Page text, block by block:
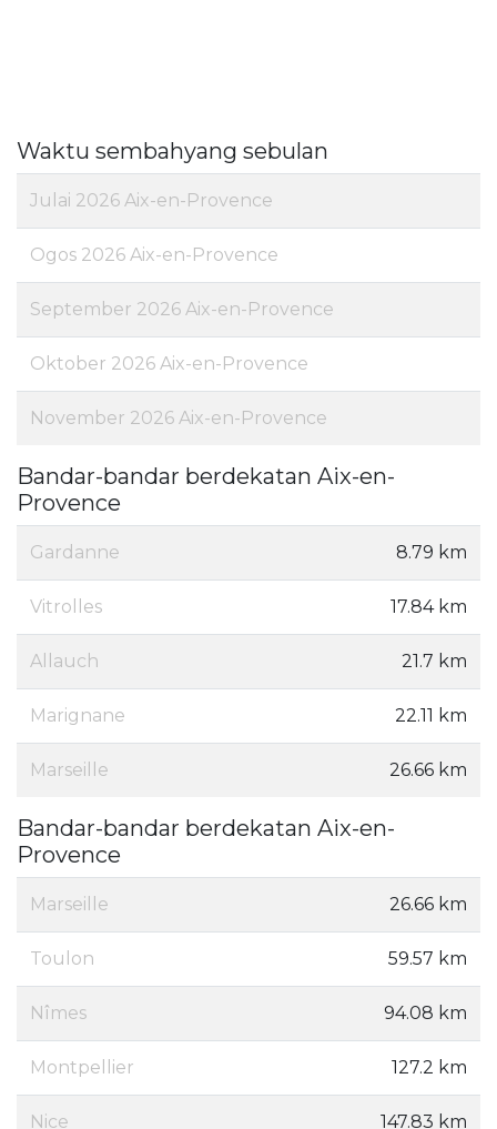
Waktu sembahyang sebulan
Julai 2026 Aix-en-Provence
Ogos 2026 Aix-en-Provence
September 2026 Aix-en-Provence
Oktober 2026 Aix-en-Provence
November 2026 Aix-en-Provence
Bandar-bandar berdekatan Aix-en-
Provence
Gardanne 8.79 km
Vitrolles 17.84 km
Allauch 21.7 km
Marignane 22.11 km
Marseille 26.66 km
Bandar-bandar berdekatan Aix-en-
Provence
Marseille 26.66 km
Toulon 59.57 km
Nîmes 94.08 km
Montpellier 127.2 km
Nice 147.83 km